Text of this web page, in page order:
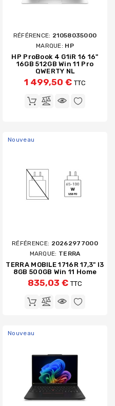
RÉFÉRENCE: 21058035000
MARQUE: HP
HP ProBook 4 G1iR 16 16"
16GB 512GB Win 11 Pro
QWERTY NL
1 499,50 € TTC
Nouveau
RÉFÉRENCE: 20262977000
MARQUE: TERRA
TERRA MOBILE 1716R 17,3" I3
8GB 500GB Win 11 Home
835,03 € TTC
Nouveau